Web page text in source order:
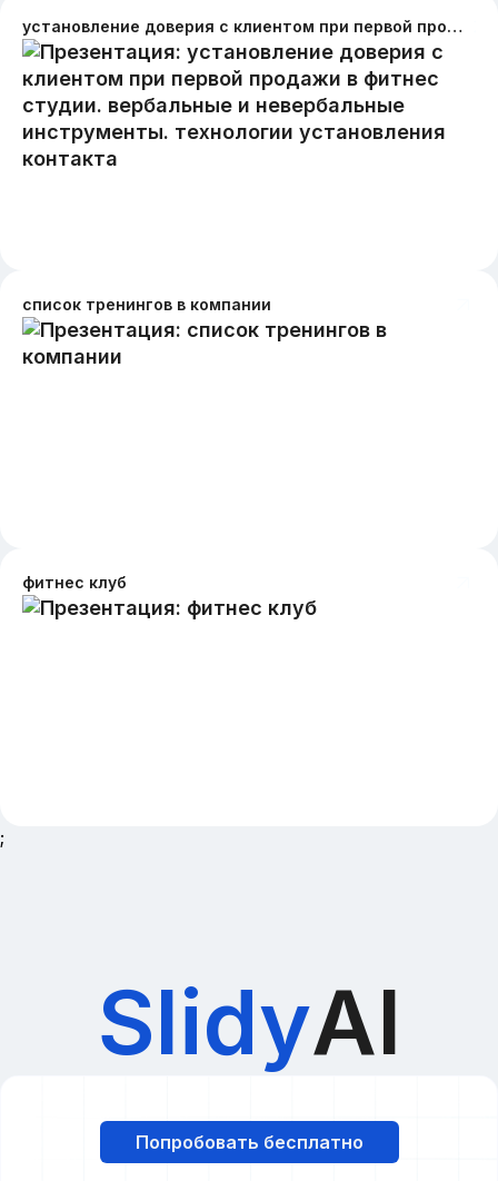
установление доверия с клиентом при первой продажи в фитнес студии. вербальные и невербальные инструменты. технологии установления контакта
список тренингов в компании
фитнес клуб
;
SlidyAI
Попробовать бесплатно